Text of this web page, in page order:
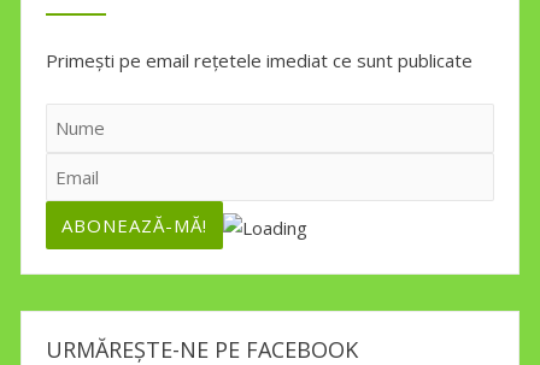
Primești pe email rețetele imediat ce sunt publicate
URMĂREȘTE-NE PE FACEBOOK